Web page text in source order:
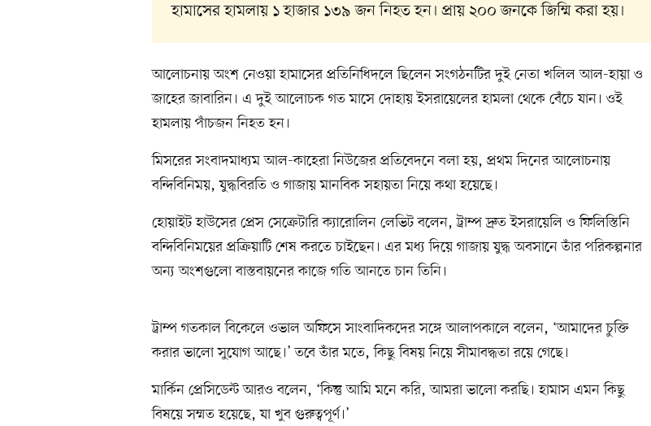
হামাসের হামলায় ১ হাজার ১৩৯ জন নিহত হন। প্রায় ২০০ জনকে জিম্মি করা হয়।
আলোচনায় অংশ নেওয়া হামাসের প্রতিনিধিদলে ছিলেন সংগঠনটির দুই নেতা খলিল আল-হায়া ও
জাহের জাবারিন। এ দুই আলোচক গত মাসে দোহায় ইসরায়েলের হামলা থেকে বেঁচে যান। ওই
হামলায় পাঁচজন নিহত হন।
মিসরের সংবাদমাধ্যম আল-কাহেরা নিউজের প্রতিবেদনে বলা হয়, প্রথম দিনের আলোচনায়
বন্দিবিনিময়, যুদ্ধবিরতি ও গাজায় মানবিক সহায়তা নিয়ে কথা হয়েছে।
হোয়াইট হাউসের প্রেস সেক্রেটারি ক্যারোলিন লেভিট বলেন, ট্রাম্প দ্রুত ইসরায়েলি ও ফিলিস্তিনি
বন্দিবিনিময়ের প্রক্রিয়াটি শেষ করতে চাইছেন। এর মধ্য দিয়ে গাজায় যুদ্ধ অবসানে তাঁর পরিকল্পনার
অন্য অংশগুলো বাস্তবায়নের কাজে গতি আনতে চান তিনি।
ট্রাম্প গতকাল বিকেলে ওভাল অফিসে সাংবাদিকদের সঙ্গে আলাপকালে বলেন, ‘আমাদের চুক্তি
করার ভালো সুযোগ আছে।’ তবে তাঁর মতে, কিছু বিষয় নিয়ে সীমাবদ্ধতা রয়ে গেছে।
মার্কিন প্রেসিডেন্ট আরও বলেন, ‘কিন্তু আমি মনে করি, আমরা ভালো করছি। হামাস এমন কিছু
বিষয়ে সম্মত হয়েছে, যা খুব গুরুত্বপূর্ণ।’